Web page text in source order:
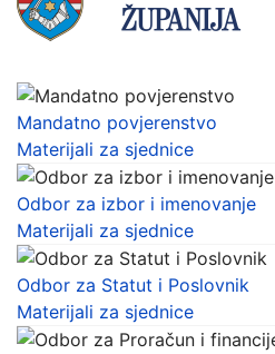
Mandatno povjerenstvo
Materijali za sjednice
Odbor za izbor i imenovanje
Materijali za sjednice
Odbor za Statut i Poslovnik
Materijali za sjednice